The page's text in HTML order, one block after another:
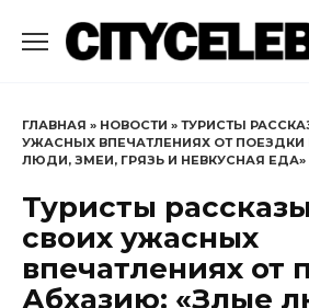
содержанию
ГЛАВНАЯ » НОВОСТИ » ТУРИСТЫ
УЖАСНЫХ ВПЕЧАТЛЕНИЯХ ОТ ПОЕЗДКИ
ЛЮДИ, ЗМЕИ, ГРЯЗЬ И НЕВКУСНАЯ ЕДА»
Туристы
своих ужасных
впечатлениях от
Абхазию: «Злые